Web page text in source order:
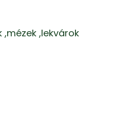
,mézek ,lekvárok